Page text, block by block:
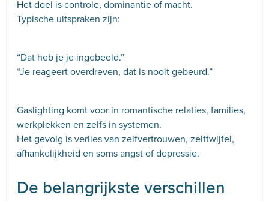
Het doel is controle, dominantie of macht.
Typische uitspraken zijn:
“Dat heb je je ingebeeld.”
“Je reageert overdreven, dat is nooit gebeurd.”
Gaslighting komt voor in romantische relaties, families,
werkplekken en zelfs in systemen.
Het gevolg is verlies van zelfvertrouwen, zelftwijfel,
afhankelijkheid en soms angst of depressie.
De belangrijkste verschillen